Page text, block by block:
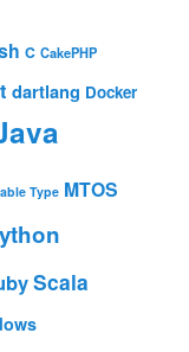
C CakePHP
dartlang Docker
Type MTOS
Scala